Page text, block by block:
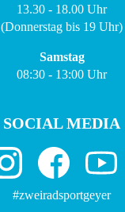
13.30 - 18.00 Uhr
(Donnerstag bis 19 Uhr)
Samstag
08:30 - 13:00 Uhr
SOCIAL MEDIA
#zweiradsportgeyer